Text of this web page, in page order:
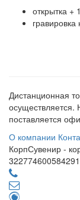
открытка +
Дистанционная
осуществляется.
поставляется
О компании
КорпСувенир -
322774600584291